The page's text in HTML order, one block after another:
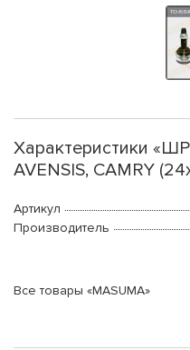
Характеристики
AVENSIS, CAMRY
Артикул
Производитель
Все товары «MASUMA»